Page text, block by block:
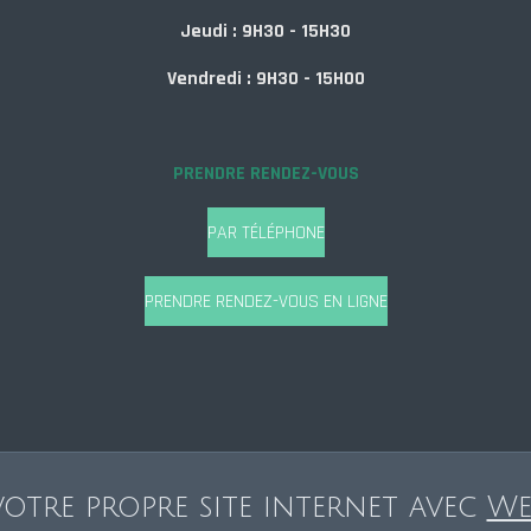
Jeudi : 9H30 - 15H30
Vendredi : 9H30 - 15H00
PRENDRE RENDEZ-VOUS
PAR TÉLÉPHONE
PRENDRE RENDEZ-VOUS EN LIGNE
propre site internet avec